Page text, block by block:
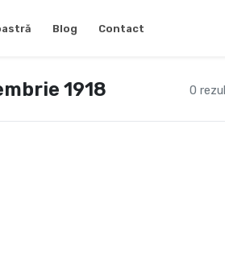
Blog Contact
0
1918